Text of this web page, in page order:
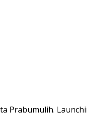
Prabumulih.